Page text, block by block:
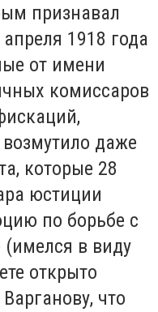
призна­вал
1918 года
от име­ни
комис­саров
даже
которые 28
юстиции
по борьбе с
в виду
открыто
что